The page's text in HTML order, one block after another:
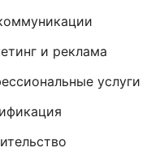
и реклама
услуги